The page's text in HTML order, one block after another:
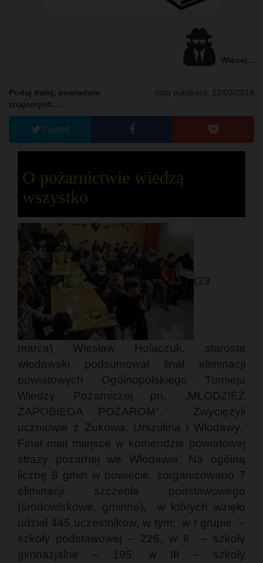
Więcej...
data publikacji: 22/03/2018
Podaj dalej, powiadom
znajomych....
Tweet
O pożarnictwie wiedzą
wszystko
(23
marca) Wiesław Holaczuk, starosta
włodawski podsumował finał eliminacji
powiatowych Ogólnopolskiego Turnieju
Wiedzy Pożarniczej pn. „MŁODZIEŻ
ZAPOBIEGA POŻAROM”. Zwyciężyli
uczniowie z Żukowa, Urszulina i Włodawy.
Finał miał miejsce w komendzie powiatowej
straży pożarnej we Włodawie. Na ogólną
liczbę 8 gmin w powiecie, zorganizowano 7
eliminacji szczebla podstawowego
(środowiskowe, gminne), w których wzięło
udział 445 uczestników, w tym: w I grupie –
szkoły podstawowej – 226, w II – szkoły
gimnazjalne – 195, w III – szkoły